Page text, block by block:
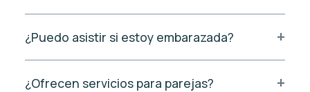
¿Puedo asistir si estoy embarazada?
¿Ofrecen servicios para parejas?